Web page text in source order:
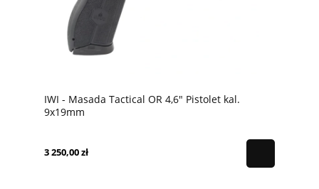
IWI - Masada Tactical OR 4,6" Pistolet kal.
9x19mm
3 250,00 zł